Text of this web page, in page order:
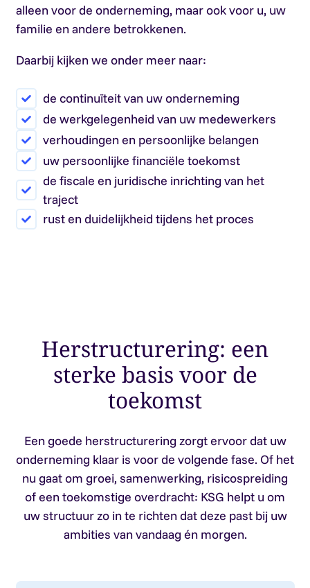
alleen voor de onderneming, maar ook voor u, uw
familie en andere betrokkenen.
Daarbij kijken we onder meer naar:
de continuïteit van uw onderneming
de werkgelegenheid van uw medewerkers
verhoudingen en persoonlijke belangen
uw persoonlijke financiële toekomst
de fiscale en juridische inrichting van het
traject
rust en duidelijkheid tijdens het proces
Herstructurering: een
sterke basis voor de
toekomst
Een goede herstructurering zorgt ervoor dat uw
onderneming klaar is voor de volgende fase. Of het
nu gaat om groei, samenwerking, risicospreiding
of een toekomstige overdracht: KSG helpt u om
uw structuur zo in te richten dat deze past bij uw
ambities van vandaag én morgen.